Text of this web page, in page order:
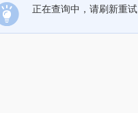
正在查询中，请刷新重试